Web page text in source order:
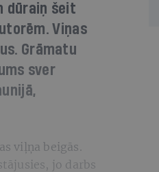
dūraiņ šeit
Viņas
Grāmatu
sver
viļņa beigās.
jo darbs